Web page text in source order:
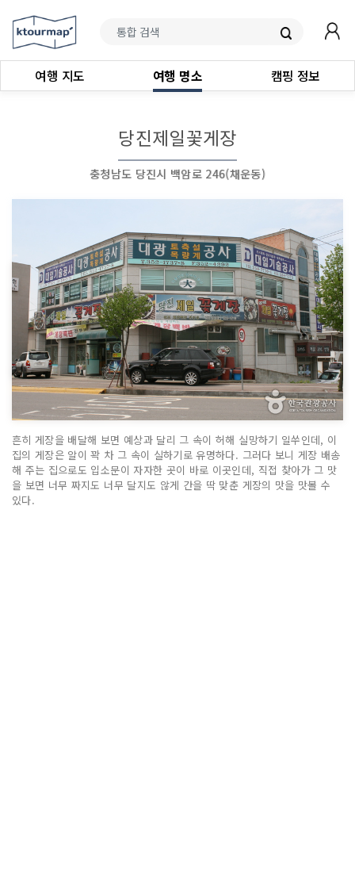
여행 지도 여행 명소 캠핑 정보
당진제일꽃게장
충청남도 당진시 백암로 246(채운동)
흔히 게장을 배달해 보면 예상과 달리 그 속이 허해 실망하기 일쑤인데, 이
집의 게장은 알이 꽉 차 그 속이 실하기로 유명하다. 그러다 보니 게장 배송
해 주는 집으로도 입소문이 자자한 곳이 바로 이곳인데, 직접 찾아가 그 맛
을 보면 너무 짜지도 너무 달지도 않게 간을 딱 맞춘 게장의 맛을 맛볼 수
있다.